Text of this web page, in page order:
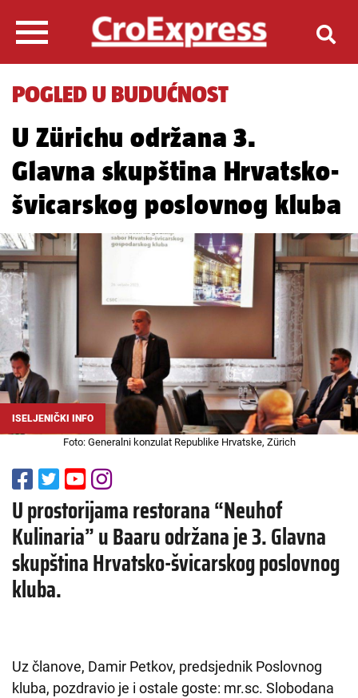
POGLED U BUDUĆNOST
U Zürichu održana 3.
Glavna skupština Hrvatsko-
švicarskog poslovnog kluba
ISELJENIČKI INFO
Foto: Generalni konzulat Republike Hrvatske, Zürich
U prostorijama restorana “Neuhof
Kulinaria” u Baaru održana je 3. Glavna
skupština Hrvatsko-švicarskog poslovnog
kluba.
Uz članove, Damir Petkov, predsjednik Poslovnog
kluba, pozdravio je i ostale goste: mr.sc. Slobodana